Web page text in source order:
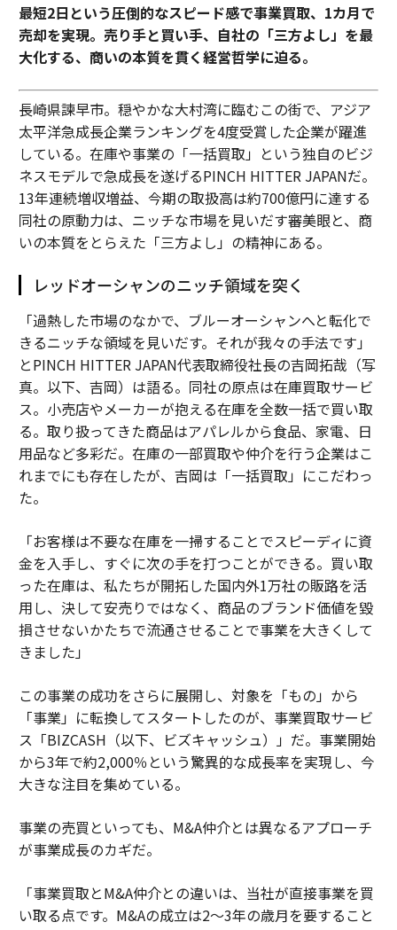
最短2日という圧倒的なスピード感で事業買取、1カ月で
売却を実現。売り手と買い手、自社の「三方よし」を最
大化する、商いの本質を貫く経営哲学に迫る。
長崎県諫早市。穏やかな大村湾に臨むこの街で、アジア
太平洋急成長企業ランキングを4度受賞した企業が躍進
している。在庫や事業の「一括買取」という独自のビジ
ネスモデルで急成長を遂げるPINCH HITTER JAPANだ。
13年連続増収増益、今期の取扱高は約700億円に達する
同社の原動力は、ニッチな市場を見いだす審美眼と、商
いの本質をとらえた「三方よし」の精神にある。
レッドオーシャンのニッチ領域を突く
「過熱した市場のなかで、ブルーオーシャンへと転化で
きるニッチな領域を見いだす。それが我々の手法です」
とPINCH HITTER JAPAN代表取締役社長の吉岡拓哉（写
真。以下、吉岡）は語る。同社の原点は在庫買取サービ
ス。小売店やメーカーが抱える在庫を全数一括で買い取
る。取り扱ってきた商品はアパレルから食品、家電、日
用品など多彩だ。在庫の一部買取や仲介を行う企業はこ
れまでにも存在したが、吉岡は「一括買取」にこだわっ
た。
「お客様は不要な在庫を一掃することでスピーディに資
金を入手し、すぐに次の手を打つことができる。買い取
った在庫は、私たちが開拓した国内外1万社の販路を活
用し、決して安売りではなく、商品のブランド価値を毀
損させないかたちで流通させることで事業を大きくして
きました」
この事業の成功をさらに展開し、対象を「もの」から
「事業」に転換してスタートしたのが、事業買取サービ
ス「BIZCASH（以下、ビズキャッシュ）」だ。事業開始
から3年で約2,000％という驚異的な成長率を実現し、今
大きな注目を集めている。
事業の売買といっても、M&A仲介とは異なるアプローチ
が事業成長のカギだ。
「事業買取とM&A仲介との違いは、当社が直接事業を買
い取る点です。M&Aの成立は2～3年の歳月を要すること